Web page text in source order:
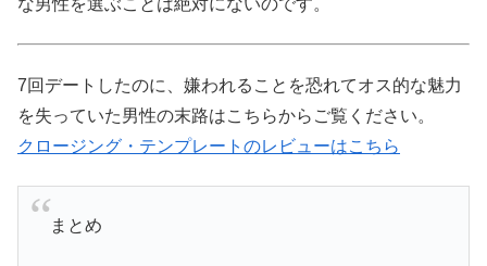
7回デートしたのに、嫌われることを恐れてオス的な魅力
を失っていた男性の末路はこちらからご覧ください。
クロージング・テンプレートのレビューはこちら
まとめ